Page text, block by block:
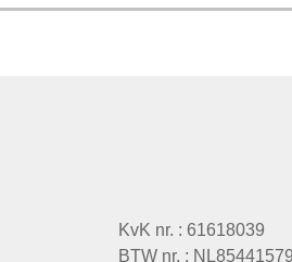
KvK nr. : 61618039
BTW nr. :